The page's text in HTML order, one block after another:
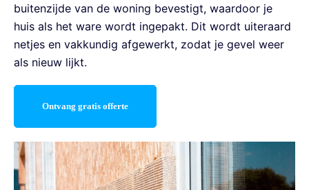
buitenzijde van de woning bevestigt, waardoor je
huis als het ware wordt ingepakt. Dit wordt uiteraard
netjes en vakkundig afgewerkt, zodat je gevel weer
als nieuw lijkt.
Ontvang gratis offerte